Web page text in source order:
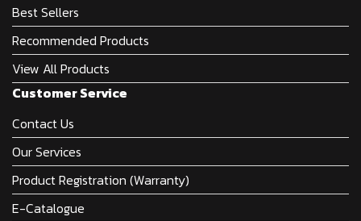
Best Sellers
Recommended Products
View All Products
Customer Service
Contact Us
Our Services
Product Registration (Warranty)
E-Catalogue